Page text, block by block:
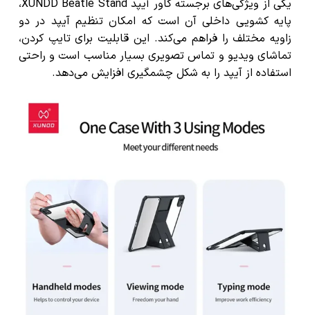
یکی از ویژگی‌های برجسته کاور آیپد XUNDD Beatle Stand،
پایه کشویی داخلی آن است که امکان تنظیم آیپد در دو
زاویه مختلف را فراهم می‌کند. این قابلیت برای تایپ کردن،
تماشای ویدیو و تماس تصویری بسیار مناسب است و راحتی
استفاده از آیپد را به شکل چشمگیری افزایش می‌دهد.